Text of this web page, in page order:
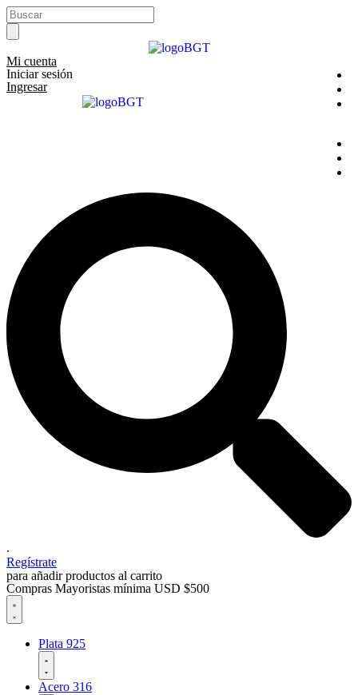
Ir
al
contenido
Search
...
Mi cuenta
Iniciar sesión
Ingresar
.
Regístrate
para añadir productos al carrito
Compras Mayoristas mínima USD $500
Plata 925
Acero 316